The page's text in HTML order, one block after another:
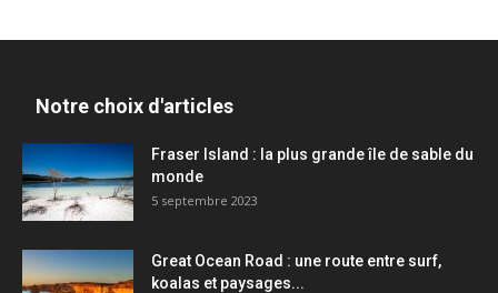
Notre choix d'articles
Fraser Island : la plus grande île de sable du
monde
5 septembre 2023
Great Ocean Road : une route entre surf,
koalas et paysages...